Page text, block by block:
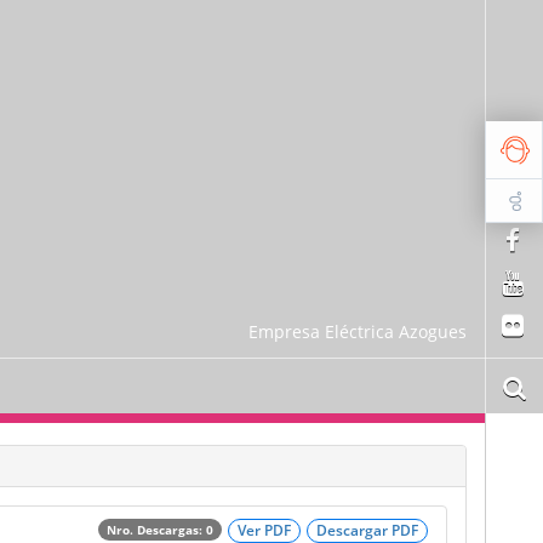
Empresa Eléctrica Azogues
Descargar PDF
Ver PDF
Nro. Descargas: 0